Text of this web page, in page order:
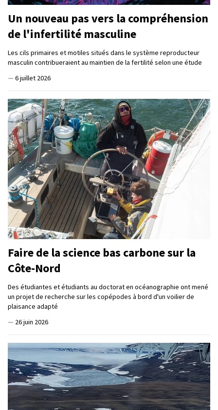
Un nouveau pas vers la compréhension
de l'infertilité masculine
Les cils primaires et motiles situés dans le système reproducteur
masculin contribueraient au maintien de la fertilité selon une étude
— 6 juillet 2026
Faire de la science bas carbone sur la
Côte-Nord
Des étudiantes et étudiants au doctorat en océanographie ont mené
un projet de recherche sur les copépodes à bord d'un voilier de
plaisance adapté
— 26 juin 2026